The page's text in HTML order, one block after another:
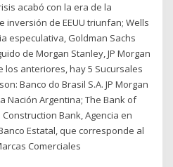
acabó con la era de la
inversión de EEUU triunfan; Wells
especulativa, Goldman Sachs
de Morgan Stanley, JP Morgan
los anteriores, hay 5 Sucursales
Banco do Brasil S.A. JP Morgan
Nación Argentina; The Bank of
Bank, Agencia en
Estatal, que corresponde al
Comerciales